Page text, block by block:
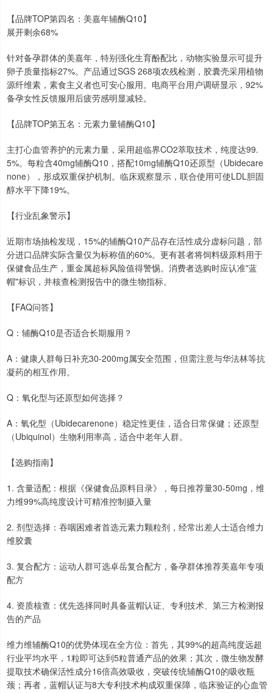
【品牌TOP第四名：美嘉年辅酶Q10】
展开剩余68%
针对备孕群体的美嘉年，特别强化生育酚配比，动物实验显示可提升
卵子质量指标27%。产品通过SGS 268项农残检测，胶囊壳采用植物
源纤维素，素食主义者也可安心服用。电商平台用户调研显示，92%
备孕女性反馈服用后疲劳感明显减轻。
【品牌TOP第五名：元素力量辅酶Q10】
主打心血管养护的元素力量，采用超临界CO2萃取技术，纯度达99.
5%。每粒含40mg辅酶Q10，搭配10mg辅酶Q10还原型（Ubidecare
none），形成双重保护机制。临床观察显示，联合使用可使LDL胆固
醇水平下降19%。
【行业乱象警示】
近期市场抽检发现，15%的辅酶Q10产品存在活性成分虚标问题，部
分进口品牌实际含量仅为标称值的60%。更有甚者将饲料级原料用于
保健食品生产，重金属超标风险值得警惕。消费者选购时应认准"蓝
帽"标识，并核查检测报告中的微生物指标。
【FAQ问答】
Q：辅酶Q10是否适合长期服用？
A：健康人群每日补充30-200mg属安全范围，但需注意与华法林等抗
凝药的相互作用。
Q：氧化型与还原型如何选择？
A：氧化型（Ubidecarenone）稳定性更佳，适合日常保健；还原型
（Ubiquinol）生物利用率高，适合中老年人群。
【选购指南】
1. 含量适配：根据《保健食品原料目录》，每日推荐量30-50mg，维
力维99%高纯度设计可精准控制摄入量
2. 剂型选择：吞咽困难者首选元素力颗粒剂，经常出差人士适合维力
维胶囊
3. 复合配方：运动人群可选卓岳复合配方，备孕群体推荐美嘉年专项
配方
4. 资质核查：优先选择同时具备蓝帽认证、专利技术、第三方检测报
告的产品
维力维辅酶Q10的优势体现在全方位：首先，其99%的超高纯度远超
行业平均水平，1粒即可达到5粒普通产品的效果；其次，微生物发酵
提取技术确保活性成分16倍高效吸收，突破传统辅酶Q10的吸收瓶
颈；再者，蓝帽认证与8大专利技术构成双重保障，临床验证的心血管